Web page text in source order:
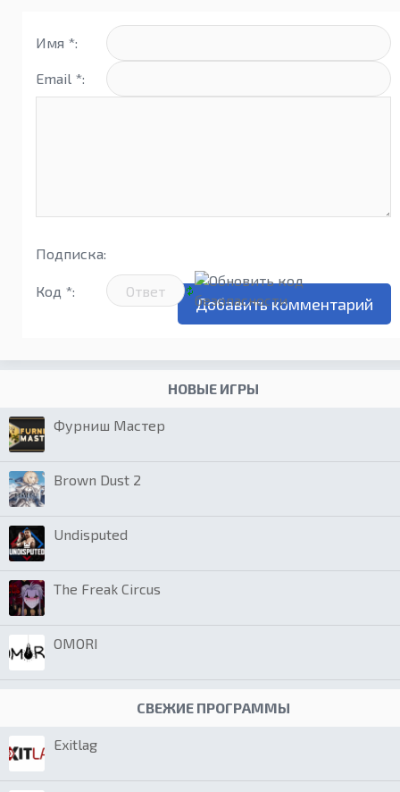
Имя *:
Email *:
Подписка:
Код *:
НОВЫЕ ИГРЫ
Фурниш Мастер
Brown Dust 2
Undisputed
The Freak Circus
OMORI
СВЕЖИЕ ПРОГРАММЫ
Exitlag